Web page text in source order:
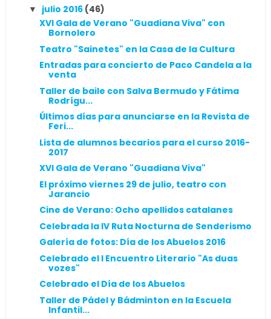
▼ julio 2016 (46)
XVI Gala de Verano "Guadiana Viva" con
Bornolero
Teatro "Sainetes" en la Casa de la Cultura
Entradas para concierto de Paco Candela a la
venta
Taller de baile con Salva Bermudo y Fátima
Rodrígu...
Últimos días para anunciarse en la Revista de
Feri...
Lista de alumnos becarios para el curso 2016-
2017
XVI Gala de Verano "Guadiana Viva"
El próximo viernes 29 de julio, teatro con
Jarancio
Cine de Verano: Ocho apellidos catalanes
Celebrada la IV Ruta Nocturna de Senderismo
Galería de fotos: Día de los Abuelos 2016
Celebrado el I Encuentro Literario "As duas
vozes"
Celebrado el Día de los Abuelos
Taller de Pádel y Bádminton en la Escuela
Infantil...